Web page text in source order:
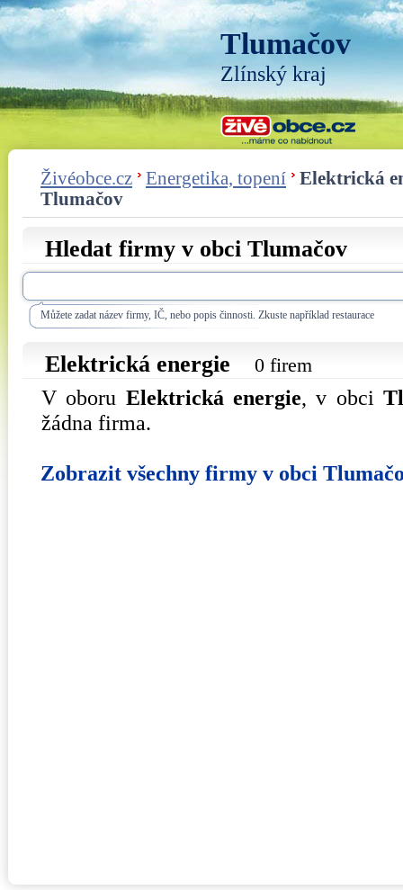
Tlumačov
Zlínský kraj
Živéobce.cz Energetika, topení
Elektrická
Tlumačov
Hledat firmy v obci Tlumačov
Můžete zadat název firmy, IČ, nebo popis činnosti. Zkuste například restaurace
Elektrická energie 0 firem
V oboru Elektrická energie, v obci
žádna firma.
Zobrazit všechny firmy v obci